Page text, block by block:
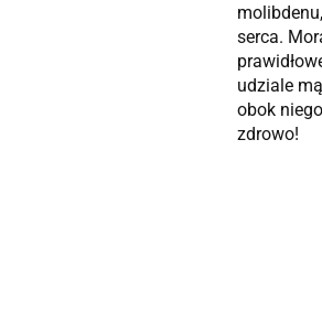
serca.
udziale
obok
zdrowo!